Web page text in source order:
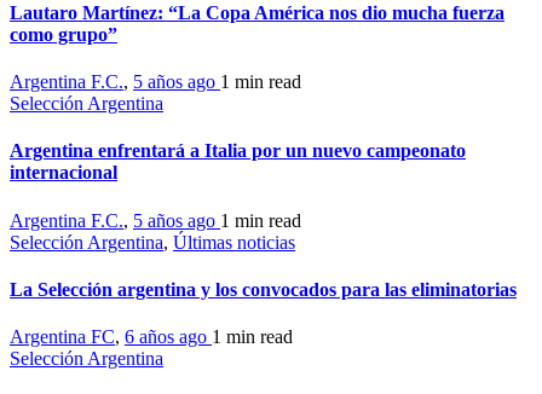
Lautaro Martínez: “La Copa América nos dio mucha fuerza
como grupo”
Argentina F.C., 5 años ago 1 min read
Selección Argentina
Argentina enfrentará a Italia por un nuevo campeonato
internacional
Argentina F.C., 5 años ago 1 min read
Selección Argentina, Últimas noticias
La Selección argentina y los convocados para las eliminatorias
Argentina FC, 6 años ago 1 min read
Selección Argentina